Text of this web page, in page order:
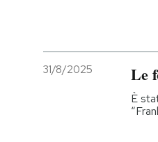
31/8/2025 Le
È